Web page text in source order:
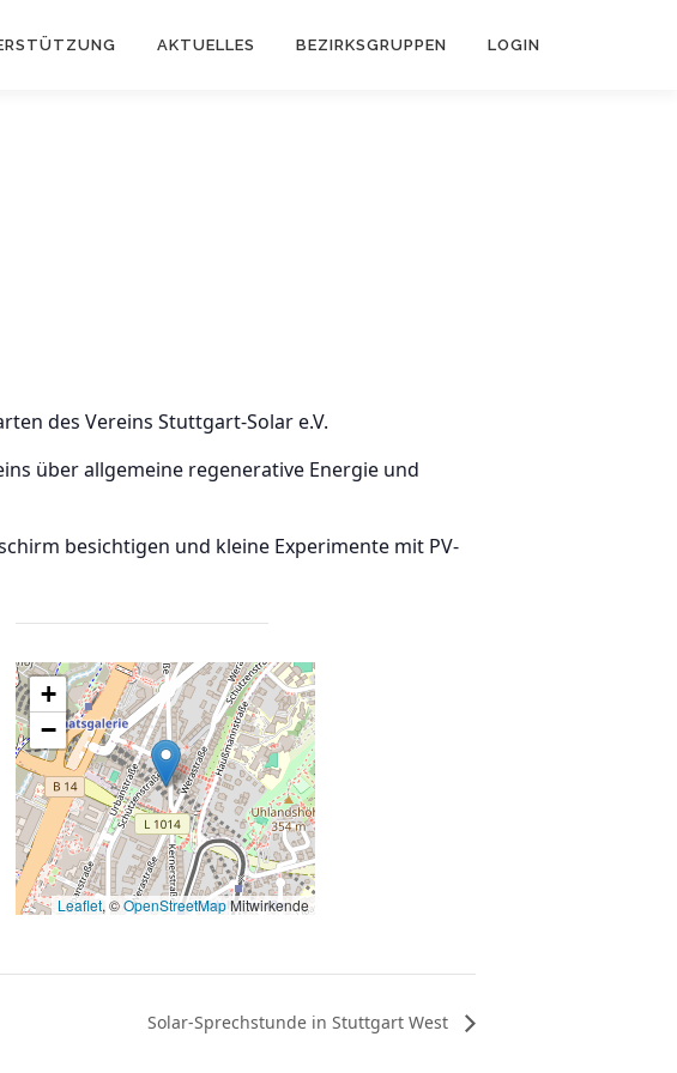
AKTUELLES BEZIRKSGRUPPEN LOGIN
des Vereins Stuttgart-Solar e.V.
über allgemeine regenerative Energie und
besichtigen und kleine Experimente mit PV-
+
−
Leaflet, ©OpenStreetMapMitwirkende
Solar-Sprechstunde in Stuttgart West